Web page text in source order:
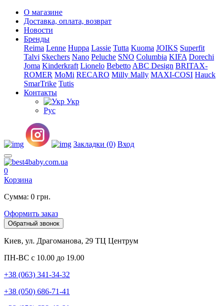
О магазине
Доставка, оплата, возврат
Новости
Бренды
Reima Lenne Huppa Lassie Tutta Kuoma JOIKS Superfit
Talvi Skechers Nano Peluche SNO Columbia KIFA Dorechi
Joma Kinderkraft Lionelo Bebetto ABC Design BRITAX-
ROMER MoMi RECARO Milly Mally MAXI-COSI Hauck
SmarTrike Tutis
Контакты
Укр
Рус
Закладки (0) Вход
0
Корзина
Сумма: 0 грн.
Оформить заказ
Обратный звонок
Киев, ул. Драгоманова, 29 ТЦ Центрум
ПН-ВС с 10.00 до 19.00
+38 (063) 341-34-32
+38 (050) 686-71-41